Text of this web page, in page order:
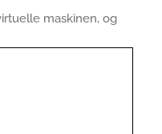
maskinen, og